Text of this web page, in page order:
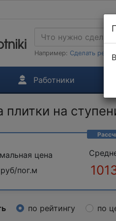
Например: Сделать
Работники
плитки на
цена
руб/пог.м
по рейтингу по